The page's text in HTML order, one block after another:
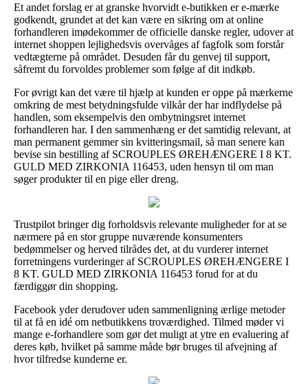
Et andet forslag er at granske hvorvidt e-butikken er e-mærke
godkendt, grundet at det kan være en sikring om at online
forhandleren imødekommer de officielle danske regler, udover at
internet shoppen lejlighedsvis overvåges af fagfolk som forstår
vedtægterne på området. Desuden får du genvej til support,
såfremt du forvoldes problemer som følge af dit indkøb.
For øvrigt kan det være til hjælp at kunden er oppe på mærkerne
omkring de mest betydningsfulde vilkår der har indflydelse på
handlen, som eksempelvis den ombytningsret internet
forhandleren har. I den sammenhæng er det samtidig relevant, at
man permanent gemmer sin kvitteringsmail, så man senere kan
bevise sin bestilling af SCROUPLES ØREHÆNGERE I 8 KT.
GULD MED ZIRKONIA 116453, uden hensyn til om man
søger produkter til en pige eller dreng.
Trustpilot bringer dig forholdsvis relevante muligheder for at se
nærmere på en stor gruppe nuværende konsumenters
bedømmelser og herved tilrådes det, at du vurderer internet
forretningens vurderinger af SCROUPLES ØREHÆNGERE I
8 KT. GULD MED ZIRKONIA 116453 forud for at du
færdiggør din shopping.
Facebook yder derudover uden sammenligning ærlige metoder
til at få en idé om netbutikkens troværdighed. Tilmed møder vi
mange e-forhandlere som gør det muligt at ytre en evaluering af
deres køb, hvilket på samme måde bør bruges til afvejning af
hvor tilfredse kunderne er.